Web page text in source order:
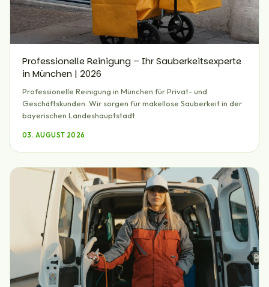
Professionelle Reinigung – Ihr Sauberkeitsexperte
in München | 2026
Professionelle Reinigung in München für Privat- und
Geschäftskunden. Wir sorgen für makellose Sauberkeit in der
bayerischen Landeshauptstadt.
03. AUGUST 2026